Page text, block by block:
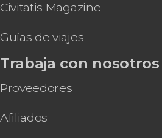
Civitatis Magazine
Guías de viajes
Trabaja con nosotros
Proveedores
Afiliados